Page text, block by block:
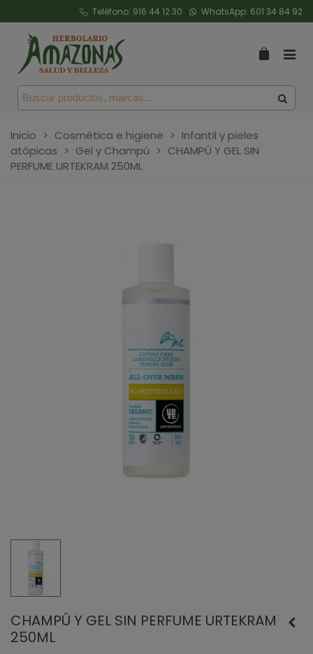
Teléfono: 916 44 12 30 WhatsApp: 601 34 84 92
Inicio > Cosmética e higiene > Infantil y pieles
atópicas > Gel y Champú > CHAMPÚ Y GEL SIN
PERFUME URTEKRAM 250ML
CHAMPÚ Y GEL SIN PERFUME URTEKRAM
250ML